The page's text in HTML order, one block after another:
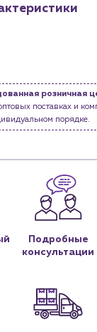
кабинет
070-19-79
9:00 – 18:00
розничная
поставках и
порядке.
Подробные
консультации